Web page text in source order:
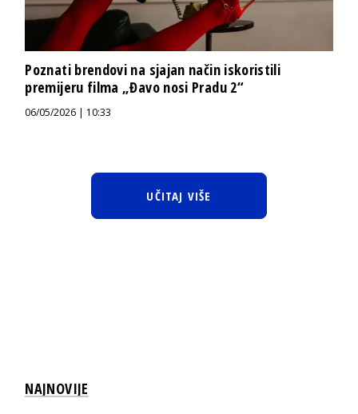
Poznati brendovi na sjajan način iskoristili
premijeru filma „Đavo nosi Pradu 2“
06/05/2026 | 10:33
UČITAJ VIŠE
NAJNOVIJE